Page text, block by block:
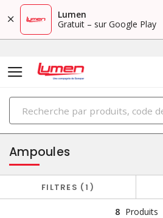
Lumen
Gratuit – sur Google Play
PRODUITS
éclairage
Ampoules
FILTRES 1
8 Produits